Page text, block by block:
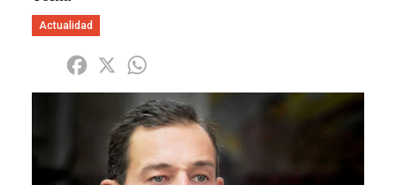
Actualidad
Share Facebook
X